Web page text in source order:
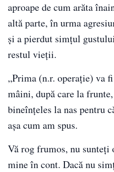
aproape de cum arăta
altă parte, în urma
și a pierdut simțul
restul vieții.
„Prima (n.r. operație) va
mâini, după care la
bineînțeles la nas pentru
așa cum am spus.
Vă rog frumos, nu
mine în cont. Dacă nu